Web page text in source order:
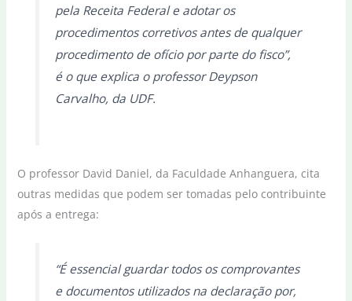
pela Receita Federal e adotar os
procedimentos corretivos antes de qualquer
procedimento de ofício por parte do fisco”,
é o que explica o professor Deypson
Carvalho, da UDF.
O professor David Daniel, da Faculdade Anhanguera, cita
outras medidas que podem ser tomadas pelo contribuinte
após a entrega:
“É essencial guardar todos os comprovantes
e documentos utilizados na declaração por,